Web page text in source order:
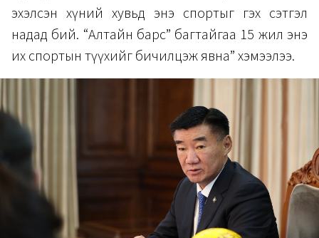
эхэлсэн хүний хувьд энэ спортыг гэх сэтгэл
надад бий. “Алтайн барс” багтайгаа 15 жил энэ
их спортын түүхийг бичилцэж явна” хэмээлээ.